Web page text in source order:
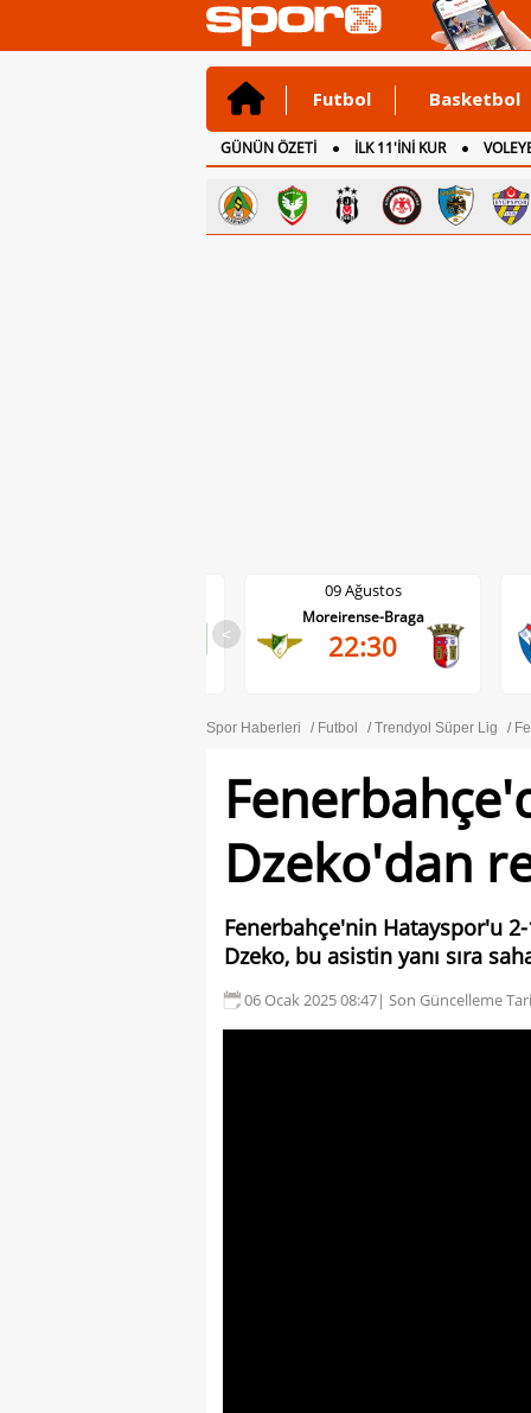
Futbol Basketbol
GÜNÜN ÖZETİ İLK 11'İNİ KUR
CANLI ANLATIM
İNGİLTERE
<
09 Ağustos
Moreirense-Braga
22:30
Spor Haberleri Futbol Trendyol Süper Lig
Dzeko'dan
Fenerbahçe'nin Hatayspor'u
Dzeko, bu asistin yanı sıra
06 Ocak 2025 08:47| Son Güncelleme